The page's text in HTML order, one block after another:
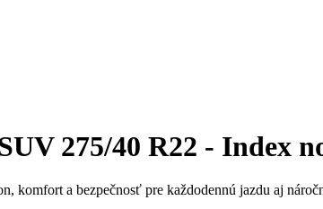
275/40 R22 - Index
komfort a bezpečnosť pre každodennú jazdu aj